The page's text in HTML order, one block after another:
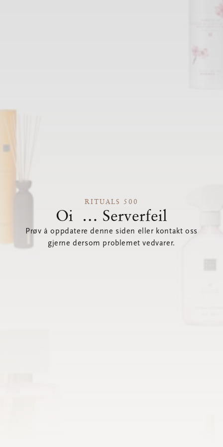
RITUALS 500
Oi … Serverfeil
Prøv å oppdatere denne siden eller kontakt oss
gjerne dersom problemet vedvarer.